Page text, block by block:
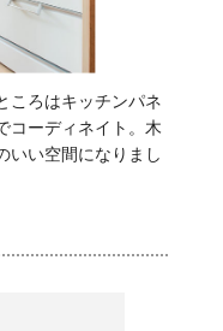
ころはキッチンパネ
コーディネイト。木
いい空間になりまし